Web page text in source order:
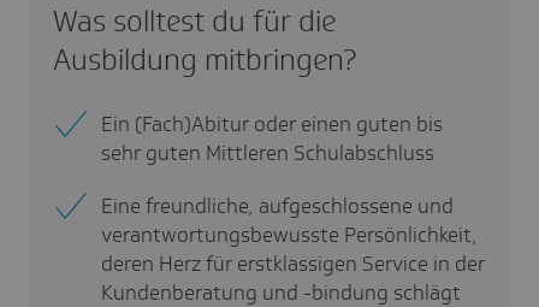
Was solltest du für die
Ausbildung mitbringen?
Ein (Fach)Abitur oder einen guten bis
sehr guten Mittleren Schulabschluss
Eine freundliche, aufgeschlossene und
verantwortungsbewusste Persönlichkeit,
deren Herz für erstklassigen Service in der
Kundenberatung und -bindung schlägt